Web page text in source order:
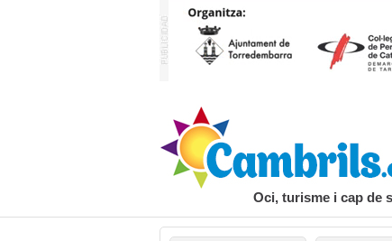
Oci, turisme i cap de